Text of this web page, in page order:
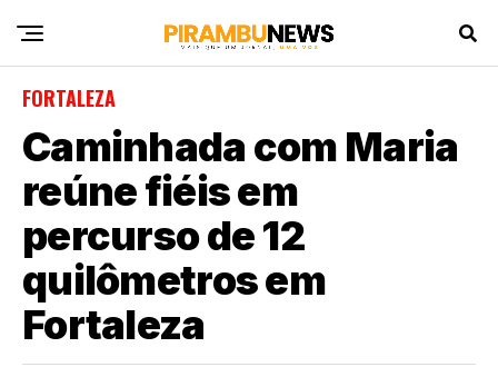
FORTALEZA
Caminhada com Maria
reúne fiéis em
percurso de 12
quilômetros em
Fortaleza